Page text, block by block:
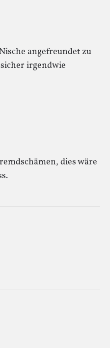
angefreundet zu
irgendwie
dies wäre